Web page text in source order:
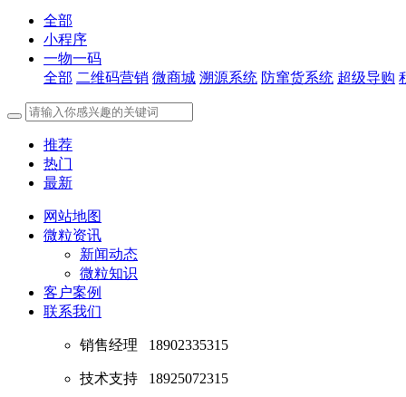
全部
小程序
一物一码
全部 二维码营销 微商城 溯源系统 防窜货系统 超级导购
推荐
热门
最新
网站地图
微粒资讯
新闻动态
微粒知识
客户案例
联系我们
销售经理 18902335315
技术支持 18925072315